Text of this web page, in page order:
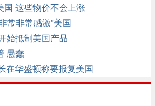
国 这些物价不会上涨
常非常感激”美国
始抵制美国产品
愚蠢
在华盛顿称要报复美国